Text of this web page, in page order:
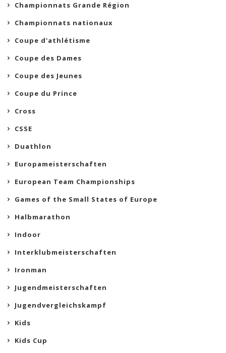
Championnats Grande Région
Championnats nationaux
Coupe d'athlétisme
Coupe des Dames
Coupe des Jeunes
Coupe du Prince
Cross
CSSE
Duathlon
Europameisterschaften
European Team Championships
Games of the Small States of Europe
Halbmarathon
Indoor
Interklubmeisterschaften
Ironman
Jugendmeisterschaften
Jugendvergleichskampf
Kids
Kids Cup